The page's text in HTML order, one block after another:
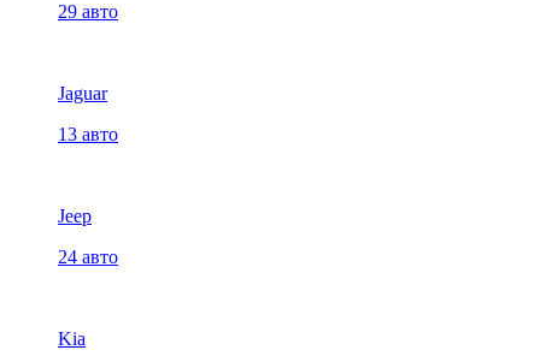
29 авто
Jaguar
13 авто
Jeep
24 авто
Kia